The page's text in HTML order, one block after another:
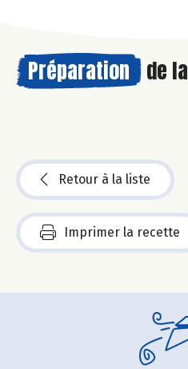
Préparation de la
Retour à la liste
Imprimer la recette